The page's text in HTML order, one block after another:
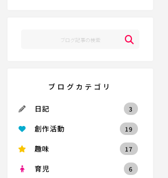
ブログカテゴリ
日記 3
創作活動 19
趣味 17
育児 6